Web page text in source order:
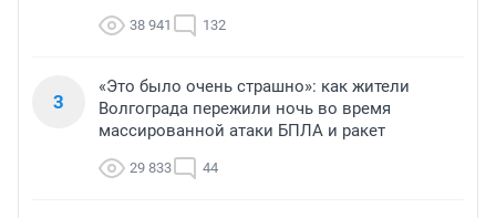
38 941 132
3
«Это было очень страшно»: как жители
Волгограда пережили ночь во время
массированной атаки БПЛА и ракет
29 833 44